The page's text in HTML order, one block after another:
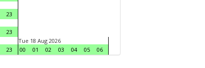
23
23
23
Tue 18 Aug 2026
00
01 02 03 04 05 06